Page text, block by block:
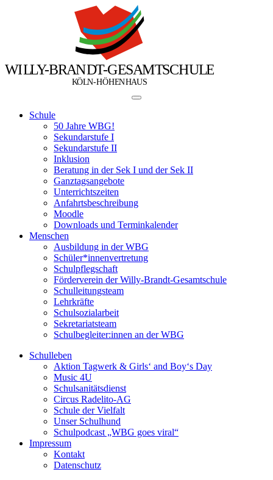
WILLY-BRANDT-GESAMTSCHULE
KÖLN-HÖHENHAUS
Schule
50 Jahre WBG!
Sekundarstufe I
Sekundarstufe II
Inklusion
Beratung in der Sek I und der Sek II
Ganztagsangebote
Unterrichtszeiten
Anfahrtsbeschreibung
Moodle
Downloads und Terminkalender
Menschen
Ausbildung in der WBG
Schüler*innenvertretung
Schulpflegschaft
Förderverein der Willy-Brandt-Gesamtschule
Schulleitungsteam
Lehrkräfte
Schulsozialarbeit
Sekretariatsteam
Schulbegleiter:innen an der WBG
Schulleben
Aktion Tagwerk & Girls‘ and Boy‘s Day
Music 4U
Schulsanitätsdienst
Circus Radelito-AG
Schule der Vielfalt
Unser Schulhund
Schulpodcast „WBG goes viral“
Impressum
Kontakt
Datenschutz